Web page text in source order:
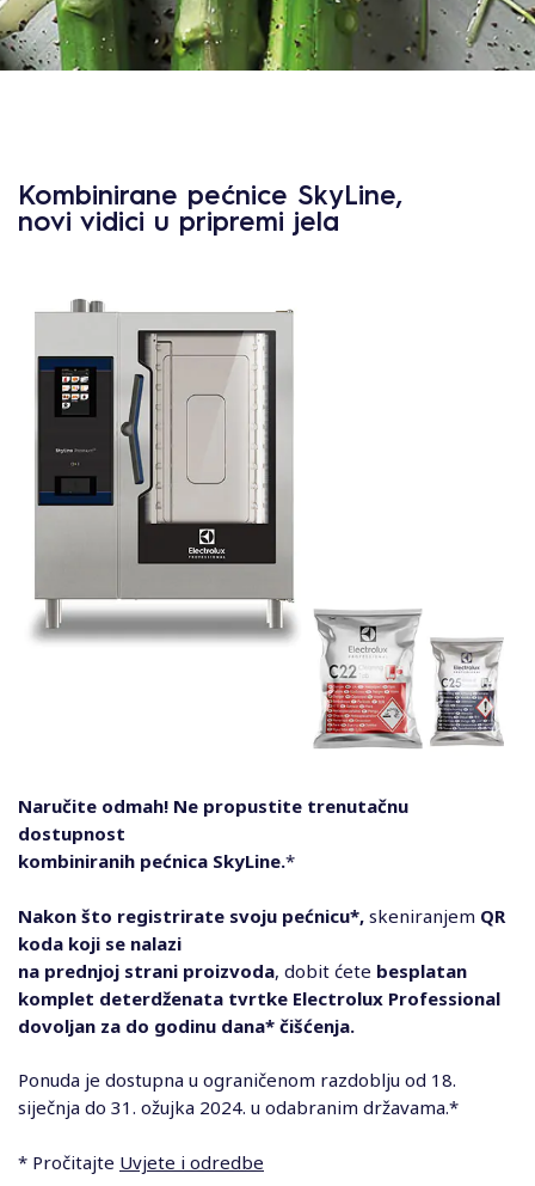
Kombinirane pećnice SkyLine,
novi vidici u pripremi jela
Naručite odmah! Ne propustite trenutačnu
dostupnost
kombiniranih pećnica SkyLine.*
Nakon što registrirate svoju pećnicu*, skeniranjem QR
koda koji se nalazi
na prednjoj strani proizvoda, dobit ćete besplatan
komplet deterdženata tvrtke Electrolux Professional
dovoljan za do godinu dana* čišćenja.
Ponuda je dostupna u ograničenom razdoblju od 18.
siječnja do 31. ožujka 2024. u odabranim državama.*
* Pročitajte Uvjete i odredbe